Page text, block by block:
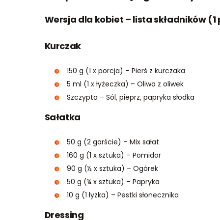
Wersja dla kobiet – lista składników
Kurczak
150 g (1 x porcja) – Pierś z kurczaka
5 ml (1 x łyżeczka) – Oliwa z oliwek
Szczypta – Sól, pieprz, papryka słodka
Sałatka
50 g (2 garście) – Mix sałat
160 g (1 x sztuka) – Pomidor
90 g (½ x sztuka) – Ogórek
50 g (¼ x sztuka) – Papryka
10 g (1 łyżka) – Pestki słonecznika
Dressing